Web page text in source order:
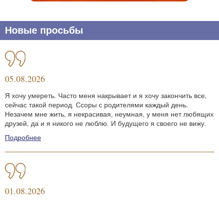
Новые просьбы
05.08.2026
Я хочу умереть. Часто меня накрывает и я хочу закончить все,
сейчас такой период. Ссоры с родителями каждый день.
Незачем мне жить, я некрасивая, неумная, у меня нет любящих
друзей, да и я никого не люблю. И будущего я своего не вижу.
Подробнее
01.08.2026